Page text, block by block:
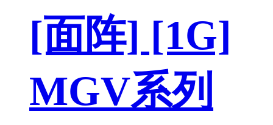
[面阵] [1G]
MGV系列